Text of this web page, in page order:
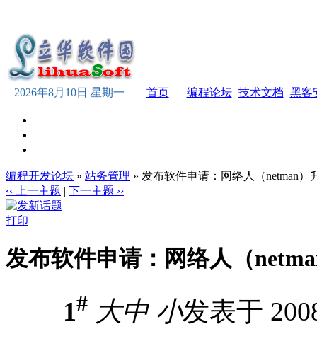
2026年8月10日 星期一 首页 编程论坛 技术文档 黑客
编程开发论坛 » 站务管理 » 发布软件申请：网络人（netman）
‹‹ 上一主题 | 下一主题 ››
打印
发布软件申请：网络人（
1# 大中 小发表于